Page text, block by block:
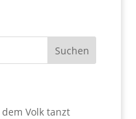
Volk tanzt